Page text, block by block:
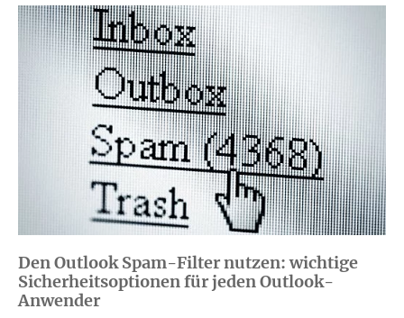
Den Outlook Spam-Filter nutzen: wichtige
Sicherheitsoptionen für jeden Outlook-
Anwender